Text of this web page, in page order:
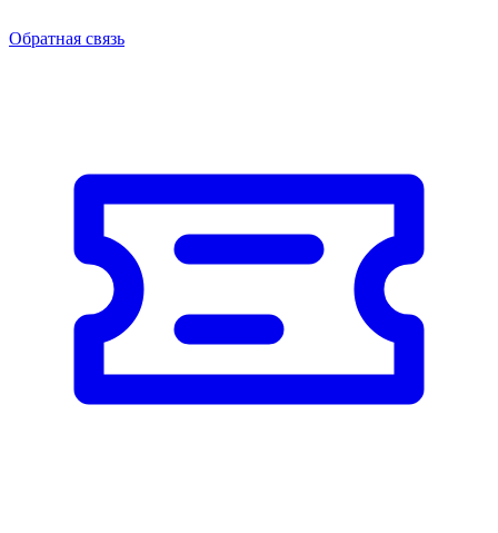
Обратная связь